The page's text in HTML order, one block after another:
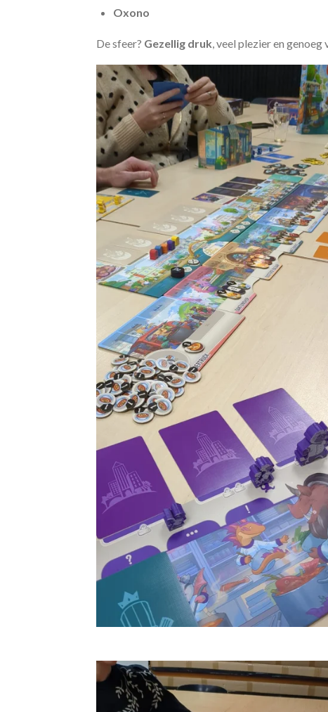
Oxono
De sfeer? Gezellig druk , veel plezier en